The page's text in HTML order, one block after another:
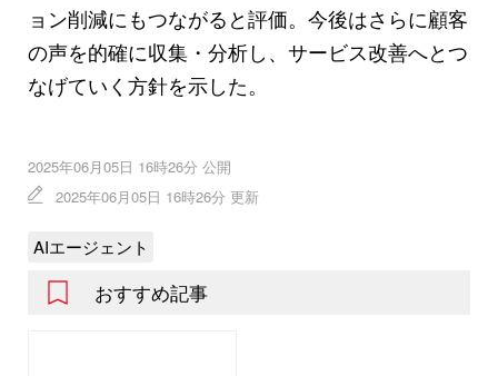
ョン削減にもつながると評価。今後はさらに顧客
の声を的確に収集・分析し、サービス改善へとつ
なげていく方針を示した。
2025年06月05日 16時26分 公開
2025年06月05日 16時26分 更新
AIエージェント
おすすめ記事